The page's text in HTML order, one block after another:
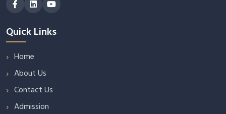
Quick Links
Home
About Us
Contact Us
Admission